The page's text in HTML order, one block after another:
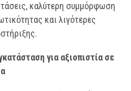
καλύτερη συμμόρφωση
και λιγότερες
για αξιοπιστία σε